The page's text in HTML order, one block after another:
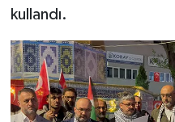
kullandı.